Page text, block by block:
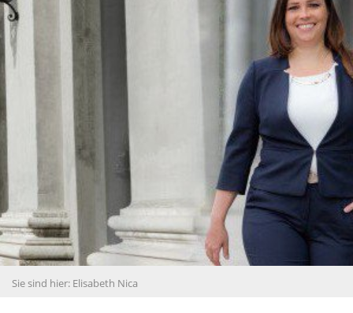
Sie sind hier: Elisabeth Nica